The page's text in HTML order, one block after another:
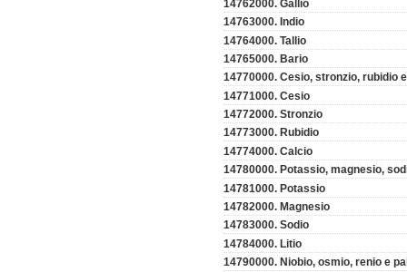
14762000. Gallio
14763000. Indio
14764000. Tallio
14765000. Bario
14770000. Cesio, stronzio, rubidio
14771000. Cesio
14772000. Stronzio
14773000. Rubidio
14774000. Calcio
14780000. Potassio, magnesio,
14781000. Potassio
14782000. Magnesio
14783000. Sodio
14784000. Litio
14790000. Niobio, osmio, renio e